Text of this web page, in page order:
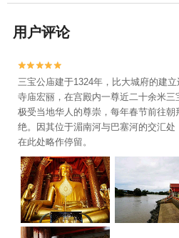
用户评论


三宝公庙建于1324年，比大城府的建
寺庙宏丽，在宫殿内一尊近二十余米
极受当地华人的尊崇，每年春节前往朝
绝。因其位于湄南河与巴塞河的交汇
在此处略作停留。